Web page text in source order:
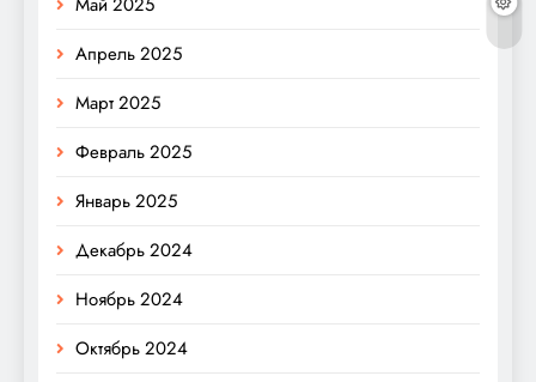
Апрель 2025
Март 2025
Февраль 2025
Январь 2025
Декабрь 2024
Ноябрь 2024
Октябрь 2024